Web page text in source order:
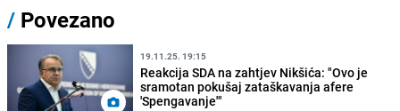
/ Povezano
19.11.25. 19:15
Reakcija SDA na zahtjev Nikšića: "Ovo je
sramotan pokušaj zataškavanja afere
'Spengavanje'"